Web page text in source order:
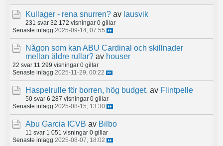
Kullager - rena snurren? av lausvik
231 svar 32 172 visningar 0 gillar
Senaste inlägg 2025-09-14, 07:55
Någon som kan ABU Cardinal och skillnader
mellan äldre rullar? av houser
22 svar 11 299 visningar 0 gillar
Senaste inlägg 2025-11-29, 00:22
Haspelrulle för borren, hög budget. av Flintpelle
50 svar 6 287 visningar 0 gillar
Senaste inlägg 2025-08-15, 13:30
Abu Garcia ICVB av Bilbo
11 svar 1 051 visningar 0 gillar
Senaste inlägg 2025-08-07, 18:02